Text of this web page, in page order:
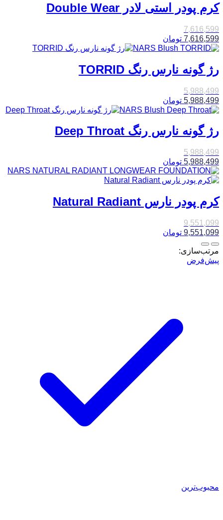
کرم پودر استی لادر Double Wear
7,616,599
7,616,599 تومان
رژ گونه نارس رنگ TORRID
5,988,499
5,988,499 تومان
رژ گونه نارس رنگ Deep Throat
5,988,499
5,988,499 تومان
کرم پودر نارس Natural Radiant
9,551,099
9,551,099 تومان
مرتب‌سازی:
پیش‌فرض
محبوب‌ترین